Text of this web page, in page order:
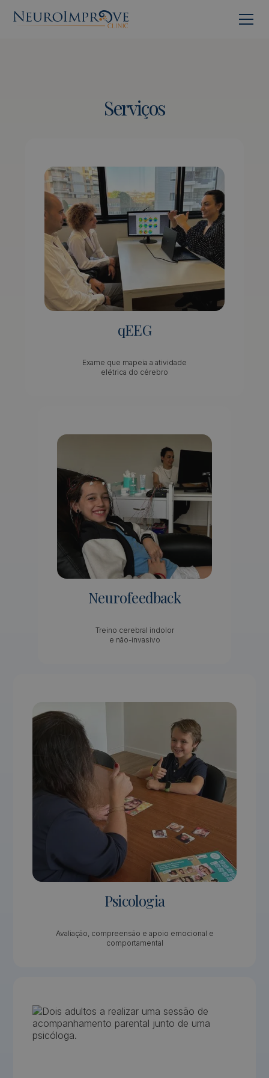
Serviços
qEEG
Exame que mapeia a atividade
elétrica do cérebro
Neurofeedback
Treino cerebral indolor
e não-invasivo
Psicologia
Avaliação, compreensão e apoio emocional e
comportamental